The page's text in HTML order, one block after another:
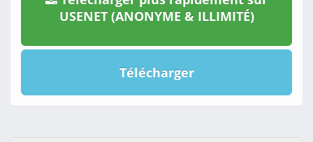
USENET (ANONYME & ILLIMITÉ)
Télécharger